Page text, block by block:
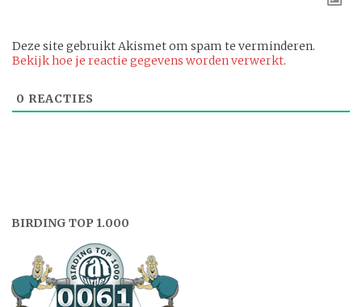
Deze site gebruikt Akismet om spam te verminderen.
Bekijk hoe je reactie gegevens worden verwerkt.
0 REACTIES
BIRDING TOP 1.000